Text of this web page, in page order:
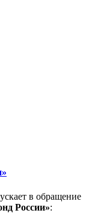
в обращение
России»: